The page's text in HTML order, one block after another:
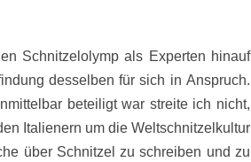
Schnitzelolymp als Experten hinauf
desselben für sich in Anspruch.
beteiligt war streite ich nicht,
Italienern um die Weltschnitzelkultur
über Schnitzel zu schreiben und zu